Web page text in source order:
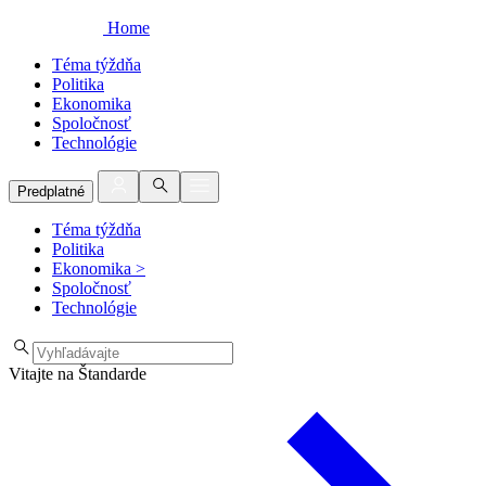
Home
Téma týždňa
Politika
Ekonomika
Spoločnosť
Technológie
Predplatné
Téma týždňa
Politika
Ekonomika >
Spoločnosť
Technológie
Vitajte na Štandarde